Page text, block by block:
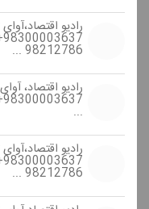
رادیو
98212786 ...
رادیو اقتصاد،
...
رادیو
98212786 ...